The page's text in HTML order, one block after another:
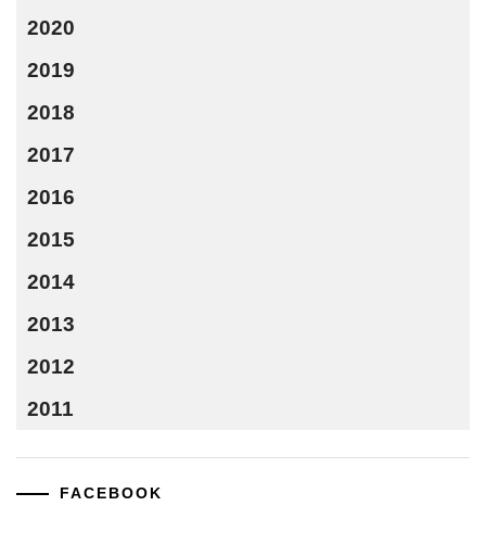
2020
2019
2018
2017
2016
2015
2014
2013
2012
2011
FACEBOOK